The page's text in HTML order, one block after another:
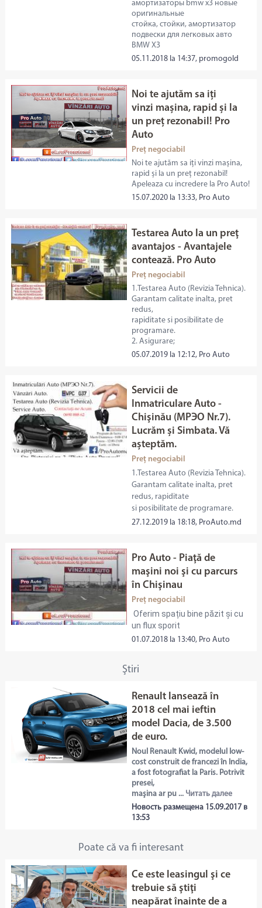
амортизаторы bmw x3 новые
оригинальные
стойка, стойки, амортизатор
подвески для легковых авто
BMW X3
05.11.2018 la 14:37, promogold
Noi te ajutăm sa iți
vinzi mașina, rapid și la
un preț rezonabil! Pro
Auto
Preț negociabil
Noi te ajutăm sa iți vinzi mașina,
rapid și la un preț rezonabil!
Apeleaza cu incredere la Pro Auto!
15.07.2020 la 13:33, Pro Auto
Testarea Auto la un preţ
avantajos - Avantajele
contează. Pro Auto
Preț negociabil
1.Testarea Auto (Revizia Tehnica).
Garantam calitate inalta, pret
redus,
rapiditate si posibilitate de
programare.
2. Asigurare;
05.07.2019 la 12:12, Pro Auto
Servicii de
Inmatriculare Auto -
Chişinău (МРЭО Nr.7).
Lucrăm și Simbata. Vă
așteptăm.
Preț negociabil
1.Testarea Auto (Revizia Tehnica).
Garantam calitate inalta, pret
redus, rapiditate
si posibilitate de programare.
27.12.2019 la 18:18, ProAuto.md
Pro Auto - Piaţă de
maşini noi şi cu parcurs
în Chişinau
Preț negociabil
Oferim spațiu bine păzit și cu
un flux sporit
01.07.2018 la 13:40, Pro Auto
Ştiri
Renault lansează în
2018 cel mai ieftin
model Dacia, de 3.500
de euro.
Noul Renault Kwid, modelul low-
cost construit de francezi în India,
a fost fotografiat la Paris. Potrivit
presei,
maşina ar pu ... Читать далее
Новость размещена 15.09.2017 в
13:53
Poate că va fi interesant
Ce este leasingul şi ce
trebuie să ştiţi
neapărat înainte de a